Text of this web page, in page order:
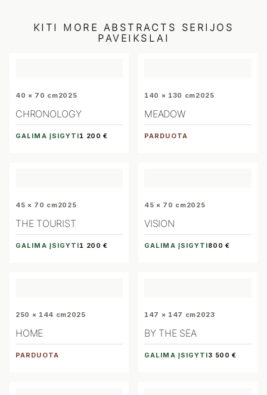
KITI MORE ABSTRACTS
SERIJOS
PAVEIKSLAI
40 × 70 cm2025
CHRONOLOGY
GALIMA ĮSIGYTI1 200 €
140 × 130 cm2025
MEADOW
PARDUOTA
45 × 70 cm2025
THE TOURIST
GALIMA ĮSIGYTI1 200 €
45 × 70 cm2025
VISION
GALIMA ĮSIGYTI800 €
250 × 144 cm2025
HOME
PARDUOTA
147 × 147 cm2023
BY THE SEA
GALIMA ĮSIGYTI3 500 €